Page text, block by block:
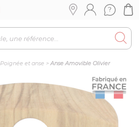
Poignée et anse >Anse Amovible Olivier